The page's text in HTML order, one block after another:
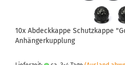
10x Abdeckkappe Schutzkappe
Anhängerkupplung